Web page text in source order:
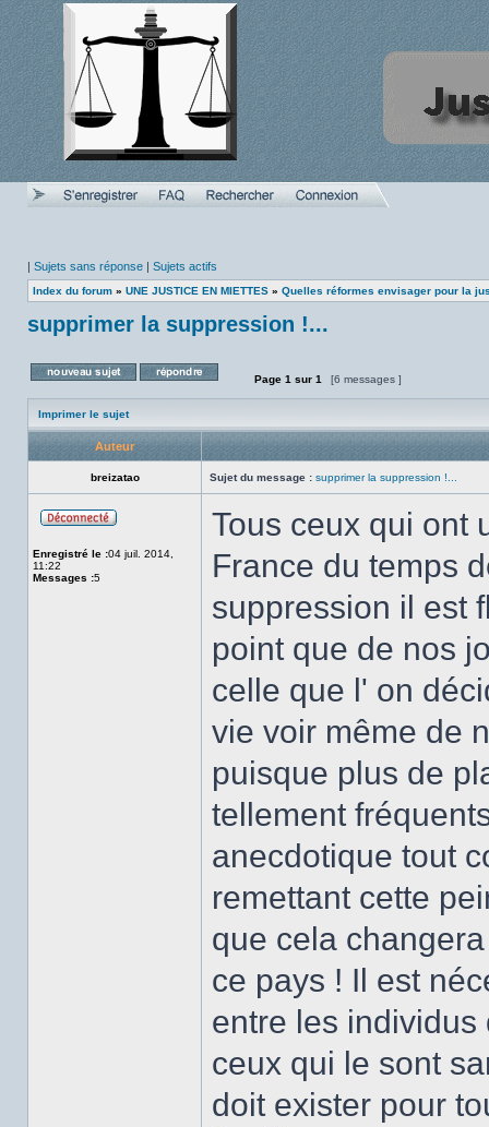
| Sujets sans réponse | Sujets actifs
Index du forum » UNE JUSTICE EN MIETTES » Quelles réformes envisager pour la
supprimer la suppression !...
Poster un nouveau sujetRépondre au sujet
Page 1 sur 1 [6 messages ]
Imprimer le sujet
Auteur
breizatao Sujet du message : supprimer la suppression !...
Enregistré le :04 juil. 2014,
11:22
Messages :5
Tous ceux qui ont
France du temps
suppression il est
point que de nos
celle que l' on
vie voir même de
puisque plus de
tellement
anecdotique tout
remettant cette
que cela
ce pays ! Il est
entre les
ceux qui le sont
doit exister pour